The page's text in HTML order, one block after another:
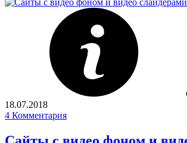
18.07.2018
4 Комментария